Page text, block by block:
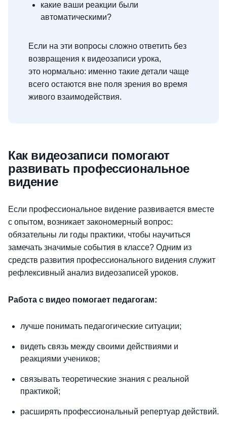
какие ваши реакции были
автоматическими?
Если на эти вопросы сложно ответить без
возвращения к видеозаписи урока,
это нормально: именно такие детали чаще
всего остаются вне поля зрения во время
живого взаимодействия.
Как видеозаписи помогают
развивать профессиональное
видение
Если профессиональное видение развивается вместе
с опытом, возникает закономерный вопрос:
обязательны ли годы практики, чтобы научиться
замечать значимые события в классе? Одним из
средств развития профессионального видения служит
рефлексивный анализ видеозаписей уроков.
Работа с видео помогает педагогам:
лучше понимать педагогические ситуации;
видеть связь между своими действиями и
реакциями учеников;
связывать теоретические знания с реальной
практикой;
расширять профессиональный репертуар действий.